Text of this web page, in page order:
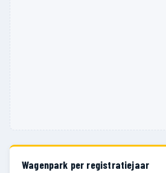
Wagenpark per registratiejaar